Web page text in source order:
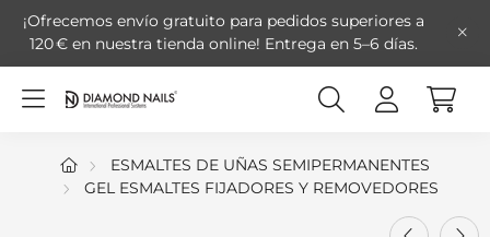
¡Ofrecemos envío gratuito para pedidos superiores a
120 € en nuestra tienda online! Entrega en 5–6 días.
ESMALTES DE UÑAS SEMIPERMANENTES
GEL ESMALTES FIJADORES Y REMOVEDORES